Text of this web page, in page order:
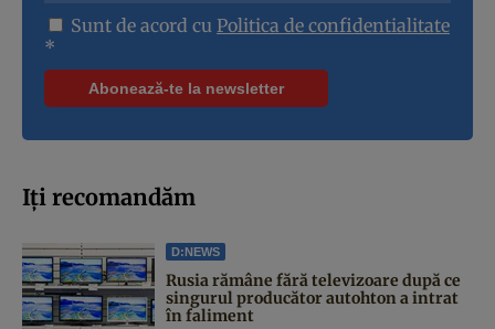
Sunt de acord cu Politica de confidentialitate
*
Iți recomandăm
D:NEWS
Rusia rămâne fără televizoare după ce
singurul producător autohton a intrat
în faliment